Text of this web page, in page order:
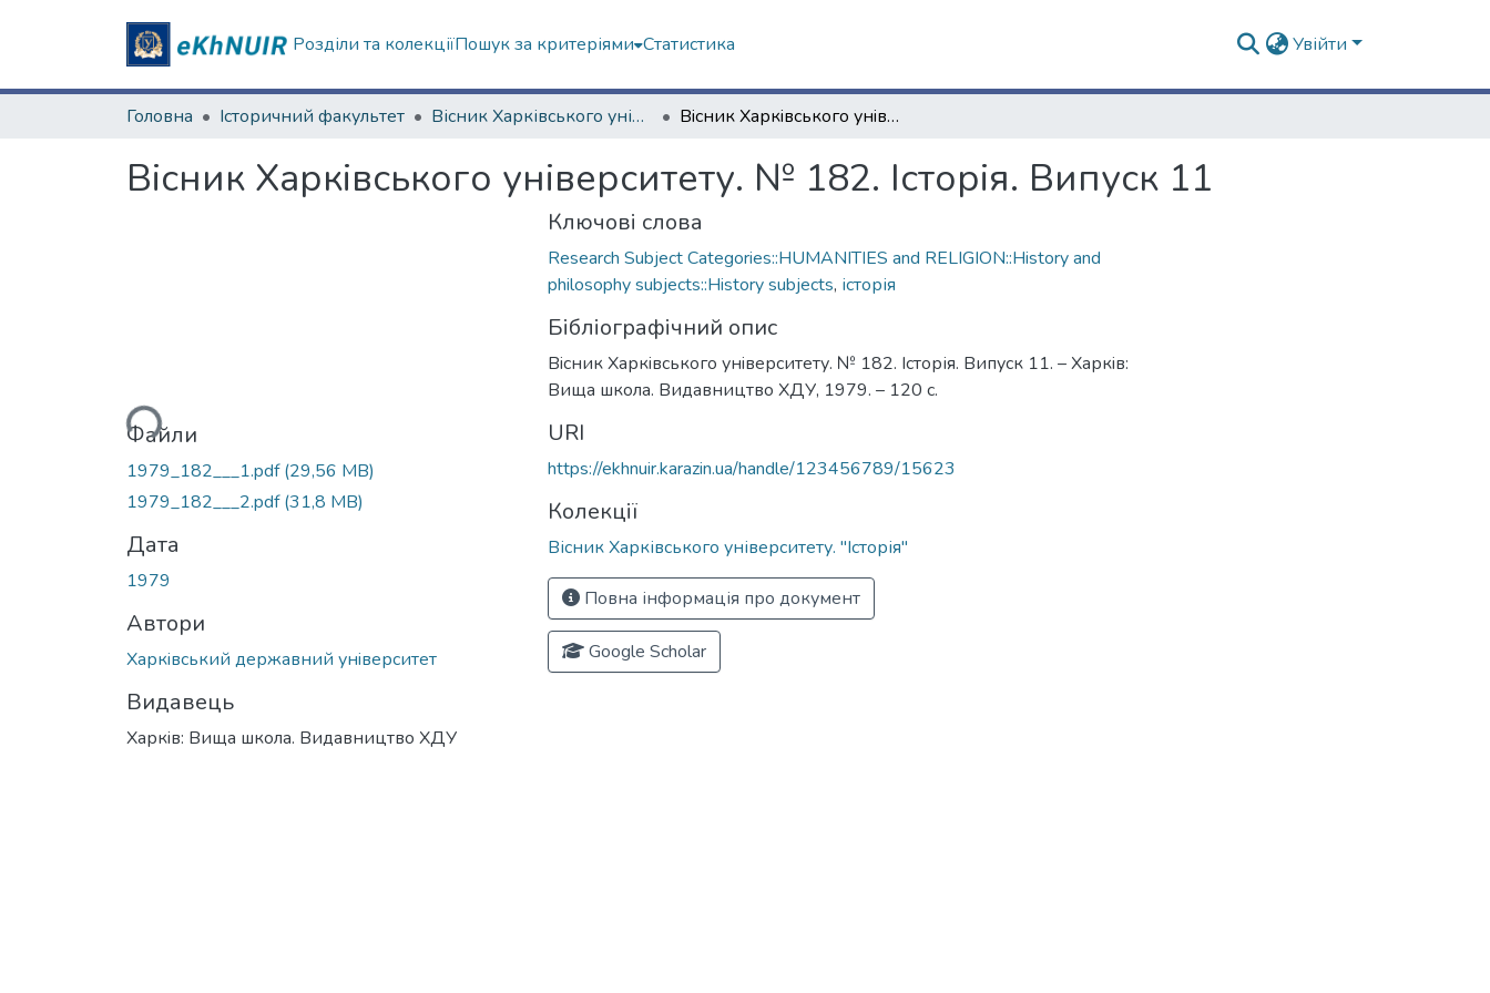
Розділи та колекціїПошук за критеріями Статистика Увійти
Головна Історичний факультет Вісник Харківського університету. "Історія" Вiсник Харкiвського унiверситету. № 182. Історія. Випуск 11
Вiсник Харкiвського унiверситету. № 182. Історія. Випуск 11
Вантажиться...Файли
1979_182___1.pdf(29,56 MB)
1979_182___2.pdf(31,8 MB)
Дата
1979
Автори
Харкiвський державний унiверситет
Видавець
Харкiв: Вища школа. Видавництво ХДУ
Ключові слова
Research Subject Categories::HUMANITIES and RELIGION::History and
philosophy subjects::History subjects, історія
Бібліографічний опис
Вiсник Харкiвського унiверситету. № 182. Історія. Випуск 11. – Харкiв:
Вища школа. Видавництво ХДУ, 1979. – 120 с.
URI
https://ekhnuir.karazin.ua/handle/123456789/15623
Колекції
Вісник Харківського університету. "Історія"
Повна інформація про документ
Google Scholar